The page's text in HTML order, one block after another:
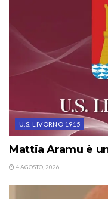
U.S. LIVORNO 1915
Mattia Aramu è
4 AGOSTO, 2026